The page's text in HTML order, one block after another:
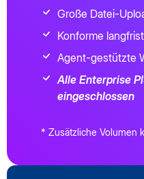
Große Datei-
Konforme
Agent-gestützte
Alle Enterprise
eingeschlossen
* Zusätzliche Volumen